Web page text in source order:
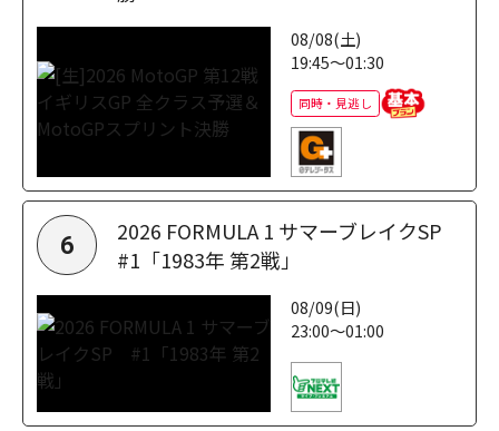
08/08(土)
19:45～01:30
同時・見逃し
6
2026 FORMULA 1 サマーブレイクSP
#1「1983年 第2戦」
08/09(日)
23:00～01:00